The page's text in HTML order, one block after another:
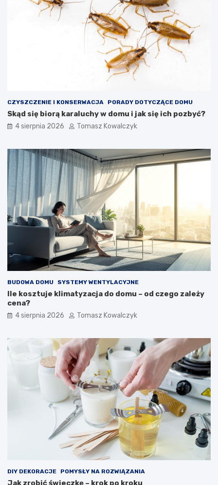
CZYSZCZENIE I KONSERWACJA PORADY DOTYCZĄCE DOMU
Skąd się biorą karaluchy w domu i jak się ich pozbyć?
4 sierpnia 2026 Tomasz Kowalczyk
BUDOWA DOMU SYSTEMY WENTYLACYJNE
Ile kosztuje klimatyzacja do domu – od czego zależy
cena?
4 sierpnia 2026 Tomasz Kowalczyk
DIY DEKORACJE POMYSŁY NA ROZWIĄZANIA
Jak zrobić świeczkę – krok po kroku